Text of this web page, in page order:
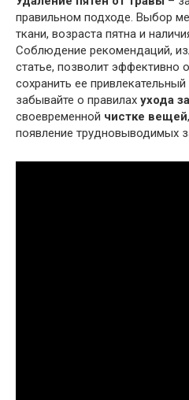
правильном подходе. Выбор
ткани, возраста пятна и
Соблюдение рекомендаций,
статье, позволит эффективно
сохранить ее
забывайте о правилах ухода
своевременной чистке вещей
появление трудновыводимых